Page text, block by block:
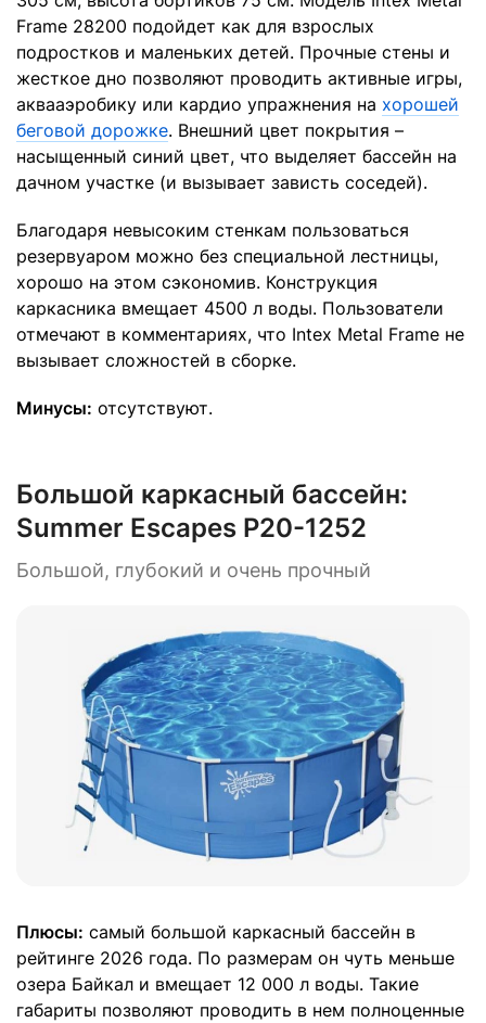
Frame 28200 подойдет как для взрослых
подростков и маленьких детей. Прочные стены и
жесткое дно позволяют проводить активные игры,
аквааэробику или кардио упражнения на хорошей
беговой дорожке. Внешний цвет покрытия –
насыщенный синий цвет, что выделяет бассейн на
дачном участке (и вызывает зависть соседей).
Благодаря невысоким стенкам пользоваться
резервуаром можно без специальной лестницы,
хорошо на этом сэкономив. Конструкция
каркасника вмещает 4500 л воды. Пользователи
отмечают в комментариях, что Intex Metal Frame не
вызывает сложностей в сборке.
Минусы: отсутствуют.
Большой каркасный бассейн:
Summer Escapes P20-1252
Большой, глубокий и очень прочный
Плюсы: самый большой каркасный бассейн в
рейтинге 2026 года. По размерам он чуть меньше
озера Байкал и вмещает 12 000 л воды. Такие
габариты позволяют проводить в нем полноценные